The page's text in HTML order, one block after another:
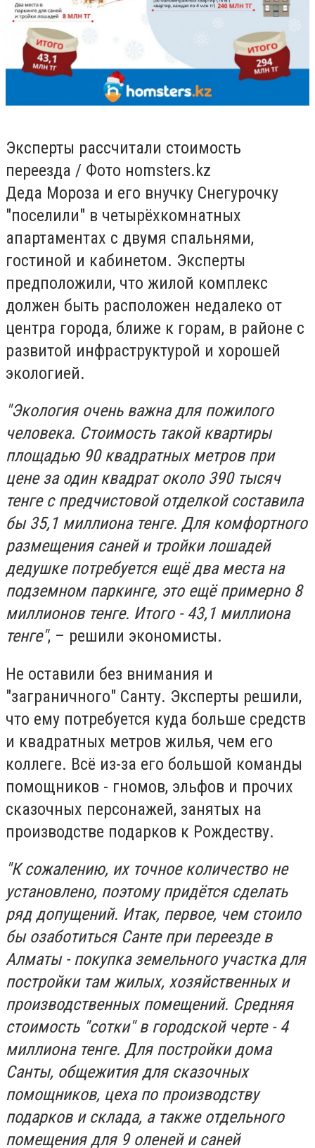
Эксперты рассчитали стоимость
переезда / Фото нomsters.kz
Деда Мороза и его внучку Снегурочку
"поселили" в четырёхкомнатных
апартаментах с двумя спальнями,
гостиной и кабинетом. Эксперты
предположили, что жилой комплекс
должен быть расположен недалеко от
центра города, ближе к горам, в районе с
развитой инфраструктурой и хорошей
экологией.
"Экология очень важна для пожилого
человека. Стоимость такой квартиры
площадью 90 квадратных метров при
цене за один квадрат около 390 тысяч
тенге с предчистовой отделкой составила
бы 35,1 миллиона тенге. Для комфортного
размещения саней и тройки лошадей
дедушке потребуется ещё два места на
подземном паркинге, это ещё примерно 8
миллионов тенге. Итого - 43,1 миллиона
тенге", – решили экономисты.
Не оставили без внимания и
"заграничного" Санту. Эксперты решили,
что ему потребуется куда больше средств
и квадратных метров жилья, чем его
коллеге. Всё из-за его большой команды
помощников - гномов, эльфов и прочих
сказочных персонажей, занятых на
производстве подарков к Рождеству.
"К сожалению, их точное количество не
установлено, поэтому придётся сделать
ряд допущений. Итак, первое, чем стоило
бы озаботиться Санте при переезде в
Алматы - покупка земельного участка для
постройки там жилых, хозяйственных и
производственных помещений. Средняя
стоимость "сотки" в городской черте - 4
миллиона тенге. Для постройки дома
Санты, общежития для сказочных
помощников, цеха по производству
подарков и склада, а также отдельного
помещения для 9 оленей и саней